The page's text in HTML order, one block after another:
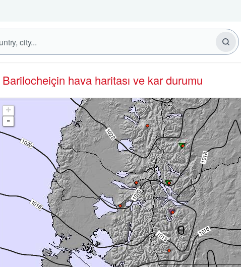
Barilocheiçin hava haritası ve kar durumu
+
-